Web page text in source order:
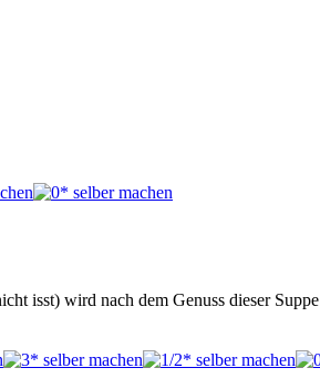
isst) wird nach dem Genuss dieser Suppe